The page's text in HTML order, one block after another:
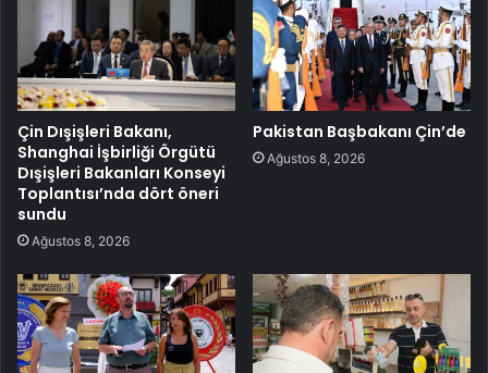
Çin Dışişleri Bakanı,
Shanghai İşbirliği Örgütü
Dışişleri Bakanları Konseyi
Toplantısı’nda dört öneri
sundu
Ağustos 8, 2026
Pakistan Başbakanı Çin’de
Ağustos 8, 2026